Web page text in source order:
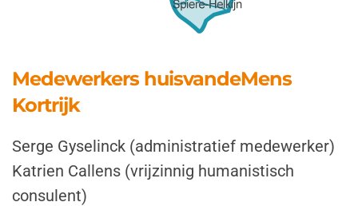
Medewerkers huisvandeMens
Kortrijk
Serge Gyselinck (administratief medewerker)
Katrien Callens (vrijzinnig humanistisch
consulent)